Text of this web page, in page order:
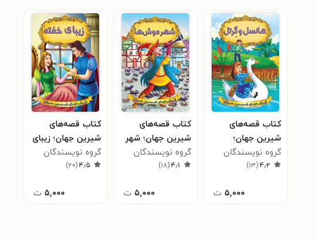
کتاب قصه‌های
شیرین جهان؛
هانسل و گرتل
گروه نویسندگان
دریملند
۴٫۲(۱۳)
۵,۰۰۰ ت
کتاب قصه‌های
شیرین جهان؛ شهر
موش‌ها
گروه نویسندگان
دریملند
۴٫۱(۱۸)
۵,۰۰۰ ت
کتاب قصه‌های
شیرین جهان؛ زیبای
خفته
گروه نویسندگان
دریملند
۴٫۵(۲۰)
۵,۰۰۰ ت